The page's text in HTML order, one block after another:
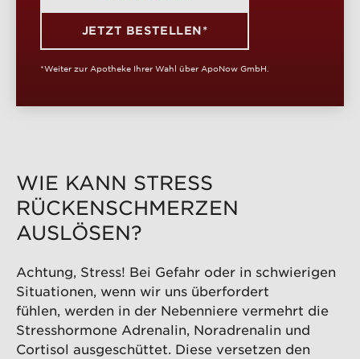
JETZT BESTELLEN*
*Weiter zur Apotheke Ihrer Wahl über ApoNow GmbH.
WIE KANN STRESS
RÜCKENSCHMERZEN
AUSLÖSEN?
Achtung, Stress! Bei Gefahr oder in schwierigen
Situationen, wenn wir uns überfordert
fühlen, werden in der Nebenniere vermehrt die
Stresshormone Adrenalin, Noradrenalin und
Cortisol ausgeschüttet. Diese versetzen den